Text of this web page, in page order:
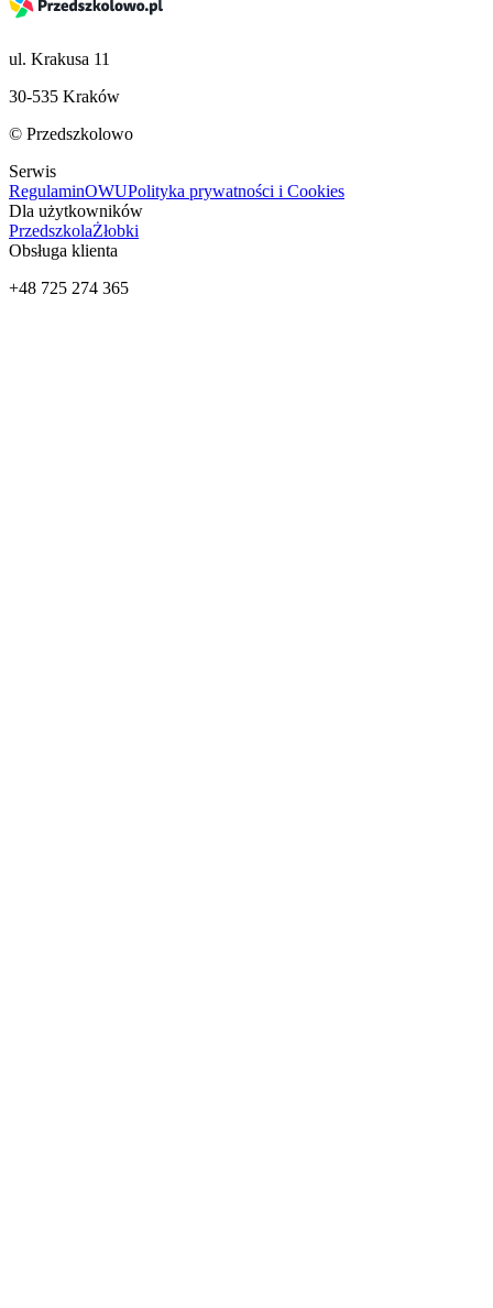
ul. Krakusa 11
30-535 Kraków
© Przedszkolowo
Serwis
RegulaminOWUPolityka prywatności i Cookies
Dla użytkowników
PrzedszkolaŻłobki
Obsługa klienta
+48 725 274 365